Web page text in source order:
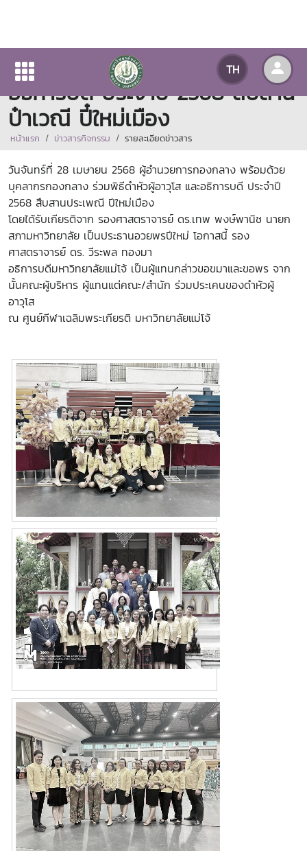
TH
ร่วมพิธีดำหัวผู้อาวุโสและ
อธิการบดี ประจำปี 2568 สืบสาน
ป๋าเวณี ปี๋ใหม่เมือง
หน้าแรก ข่าวสารกิจกรรม รายละเอียดข่าวสาร
วันจันทร์ที่ 28 เมษายน 2568 ผู้อำนวยการกองกลาง พร้อมด้วย
บุคลากรกองกลาง ร่วมพิธีดำหัวผู้อาวุโส และอธิการบดี ประจำปี
2568 สืบสานประเพณี ปีใหม่เมือง
โดยได้รับเกียรติจาก รองศาสตราจารย์ ดร.เทพ พงษ์พานิช นายก
สภามหาวิทยาลัย เป็นประธานอวยพรปีใหม่ โอกาสนี้ รอง
ศาสตราจารย์ ดร. วีระพล ทองมา
อธิการบดีมหาวิทยาลัยแม่โจ้ เป็นผู้แทนกล่าวขอขมาและขอพร จาก
นั้นคณะผู้บริหาร ผู้แทนแต่คณะ/สำนัก ร่วมประเคนของดำหัวผู้
อาวุโส
ณ ศูนย์กีฬาเฉลิมพระเกียรติ มหาวิทยาลัยแม่โจ้